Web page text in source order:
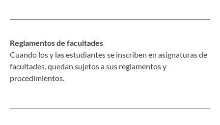
Reglamentos de facultades
Cuando los y las estudiantes se inscriben en asignaturas de
facultades, quedan sujetos a sus reglamentos y
procedimientos.